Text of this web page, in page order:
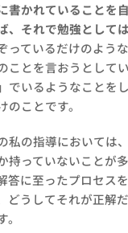
書かれていることを
、それで勉強として
っているだけのよう
ことを言おうとして
でいるようなことを
ことです。
私の指導においては
持っていないことが
答に至ったプロセス
どうしてそれが正解